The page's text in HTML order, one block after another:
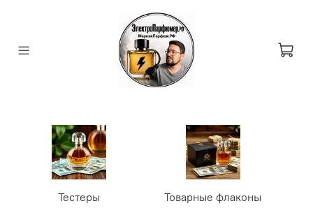
Тестеры Товарные флаконы